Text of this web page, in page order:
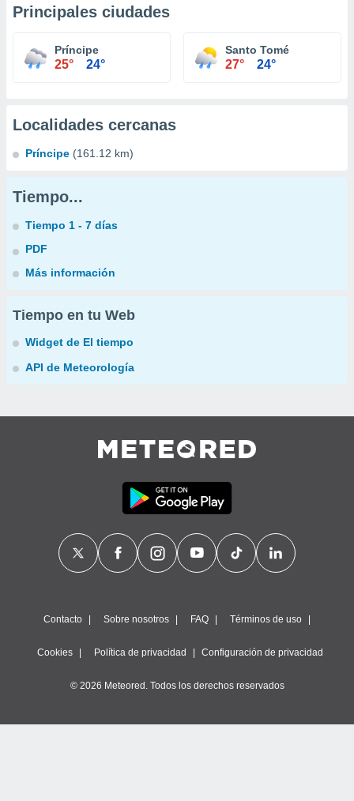
Principales ciudades
Príncipe
25° 24°
Santo Tomé
27° 24°
Localidades cercanas
Príncipe (161.12 km)
Tiempo...
Tiempo 1 - 7 días
PDF
Más información
Tiempo en tu Web
Widget de El tiempo
API de Meteorología
Contacto Sobre nosotros FAQ Términos de uso
Cookies Política de privacidad Configuración de privacidad
© 2026 Meteored. Todos los derechos reservados